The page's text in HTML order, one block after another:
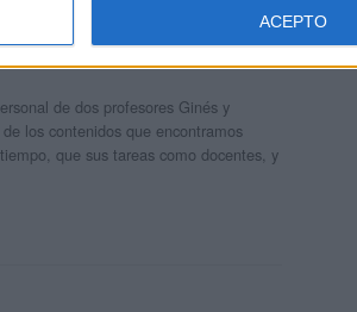
ACEPTO
de dos profesores Ginés y
los contenidos que encontramos
que sus tareas como docentes, y